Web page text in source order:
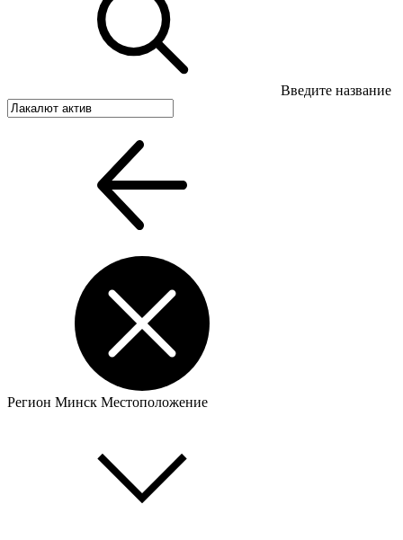
Введите название
Регион Минск Местоположение